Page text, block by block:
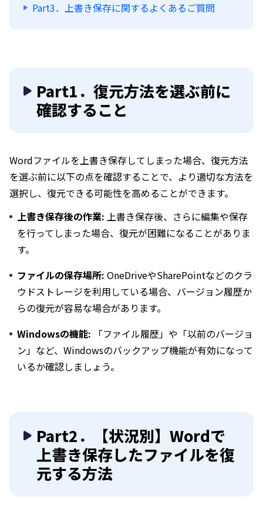
Part3．上書き保存に関するよくあるご質問
Part1．復元方法を選ぶ前に
確認すること
Wordファイルを上書き保存してしまった場合、復元方法
を選ぶ前に以下の点を確認することで、より適切な方法を
選択し、復元できる可能性を高めることができます。
上書き保存後の作業: 上書き保存後、さらに編集や保存
を行ってしまった場合、復元が困難になることがありま
す。
ファイルの保存場所: OneDriveやSharePointなどのクラ
ウドストレージを利用している場合、バージョン履歴か
らの復元が容易な場合があります。
Windowsの機能:
「ファイル履歴」や「以前のバージョ
ン」など、Windowsのバックアップ機能が有効になって
いるか確認しましょう。
Part2．【状況別】Wordで
上書き保存したファイルを復
元する方法